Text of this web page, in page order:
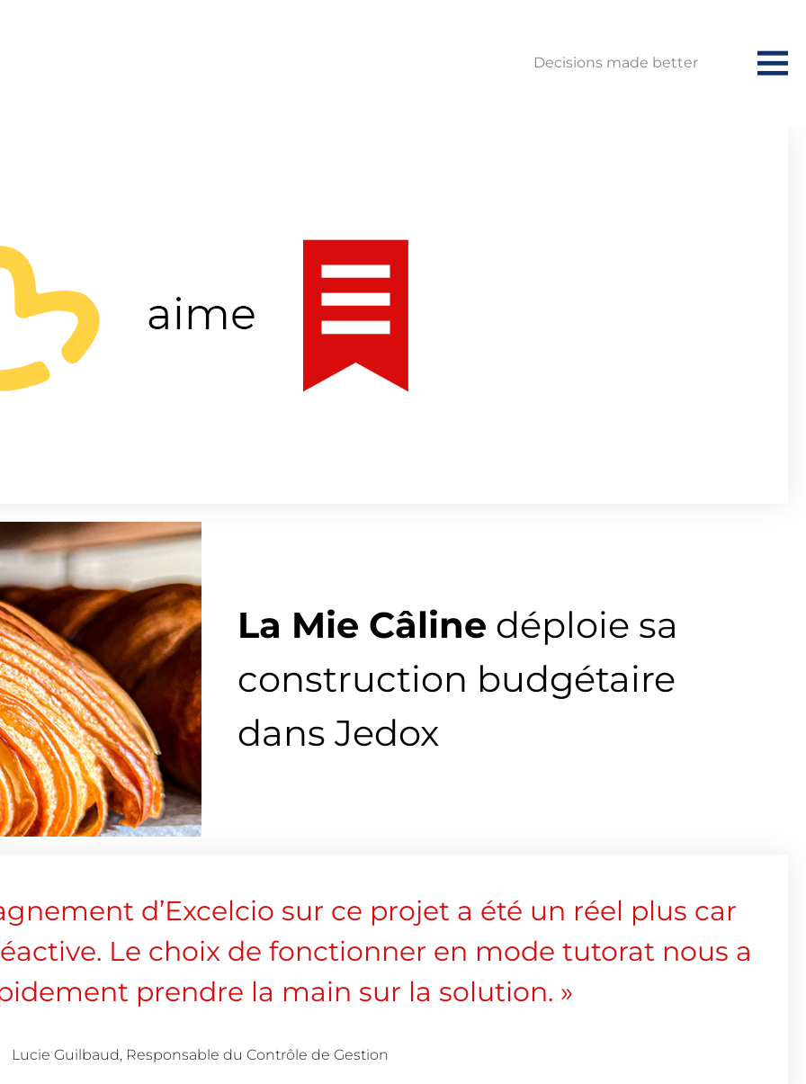
Decisions made better
La Mie Câline déploie sa
construction budgétaire
dans Jedox
d’Excelcio sur ce projet a été un réel plus car
Le choix de fonctionner en mode tutorat nous a
prendre la main sur la solution. »
Lucie Guilbaud, Responsable du Contrôle de Gestion